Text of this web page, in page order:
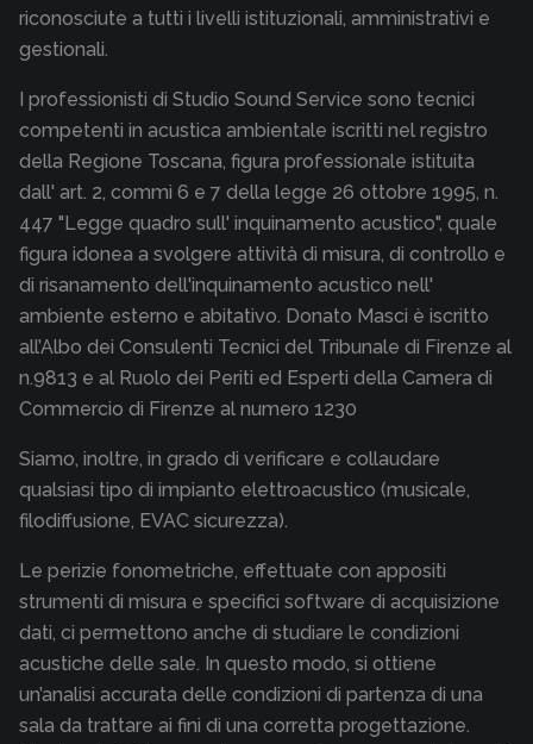
riconosciute a tutti i livelli istituzionali, amministrativi e
gestionali.
I professionisti di Studio Sound Service sono tecnici
competenti in acustica ambientale iscritti nel registro
della Regione Toscana, figura professionale istituita
dall' art. 2, commi 6 e 7 della legge 26 ottobre 1995, n.
447 "Legge quadro sull' inquinamento acustico", quale
figura idonea a svolgere attività di misura, di controllo e
di risanamento dell'inquinamento acustico nell'
ambiente esterno e abitativo. Donato Masci è iscritto
all’Albo dei Consulenti Tecnici del Tribunale di Firenze al
n.9813 e al Ruolo dei Periti ed Esperti della Camera di
Commercio di Firenze al numero 1230
Siamo, inoltre, in grado di verificare e collaudare
qualsiasi tipo di impianto elettroacustico (musicale,
filodiffusione, EVAC sicurezza).
Le perizie fonometriche, effettuate con appositi
strumenti di misura e specifici software di acquisizione
dati, ci permettono anche di studiare le condizioni
acustiche delle sale. In questo modo, si ottiene
un’analisi accurata delle condizioni di partenza di una
sala da trattare ai fini di una corretta progettazione.